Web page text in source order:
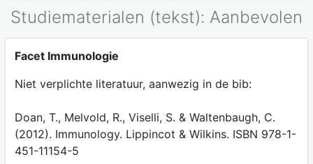
Studiematerialen (tekst): Aanbevolen
Facet Immunologie
Niet verplichte literatuur, aanwezig in de bib:
Doan, T., Melvold, R., Viselli, S. & Waltenbaugh, C.
(2012). Immunology. Lippincot & Wilkins. ISBN 978-1-
451-11154-5